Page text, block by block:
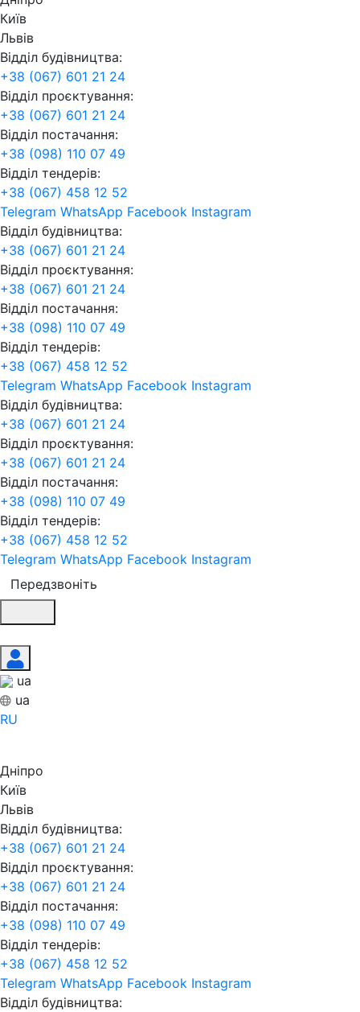
Київ
Львів
Відділ будівництва:
+38 (067) 601 21 24
Відділ проєктування:
+38 (067) 601 21 24
Відділ постачання:
+38 (098) 110 07 49
Відділ тендерів:
+38 (067) 458 12 52
Telegram WhatsApp Facebook Instagram
Відділ будівництва:
+38 (067) 601 21 24
Відділ проєктування:
+38 (067) 601 21 24
Відділ постачання:
+38 (098) 110 07 49
Відділ тендерів:
+38 (067) 458 12 52
Telegram WhatsApp Facebook Instagram
Відділ будівництва:
+38 (067) 601 21 24
Відділ проєктування:
+38 (067) 601 21 24
Відділ постачання:
+38 (098) 110 07 49
Відділ тендерів:
+38 (067) 458 12 52
Telegram WhatsApp Facebook Instagram
Передзвоніть
ua
ua
RU
Дніпро
Київ
Львів
Відділ будівництва:
+38 (067) 601 21 24
Відділ проєктування:
+38 (067) 601 21 24
Відділ постачання:
+38 (098) 110 07 49
Відділ тендерів:
+38 (067) 458 12 52
Telegram WhatsApp Facebook Instagram
Відділ будівництва: